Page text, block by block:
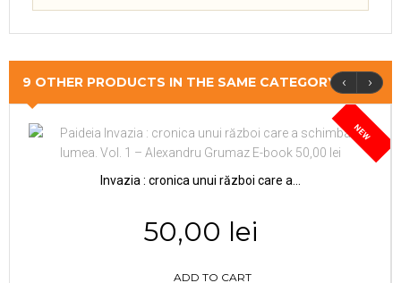
9 OTHER PRODUCTS IN THE SAME CATEGORY ‹ ›
NEW
Invazia : cronica unui război care a...
50,00 lei
ADD TO CART